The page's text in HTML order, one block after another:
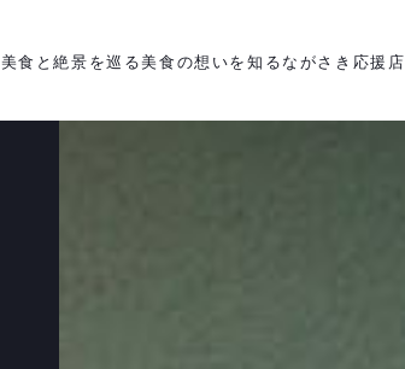
美食と絶景を巡る美食の想いを知る ながさき応援店